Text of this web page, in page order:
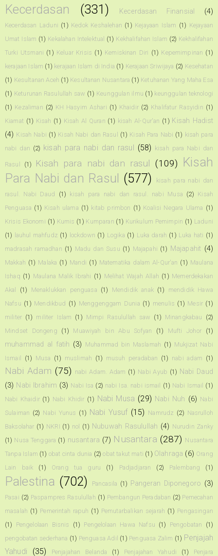
Kecerdasan (331) Kecerdasan Finansial (4)
Kecerdasan Laduni (1) Kedok Keshalehan (1) Kejayaan Islam (1) Kejayaan
Umat Islam (1) Kekalahan Intelektual (1) Kekhalifahan Islam (2) Kekhalifahan
Turki Utsmani (1) Keluar Krisis (1) Kemiskinan Diri (1) Kepemimpinan (1)
kerajaan Islam (1) kerajaan Islam di India (1) Kerajaan Sriwijaya (2) Kesehatan
(1) Kesultanan Aceh (1) Kesultanan Nusantara (1) Ketuhanan Yang Maha Esa
(1) Keturunan Rasulullah saw (1) Keunggulan ilmu (1) keunggulan teknologi
(1) Kezaliman (2) KH Hasyim Ashari (1) Khaidir (2) Khalifatur Rasyidin (1)
Kiamat (1) Kisah (1) Kisah Al Quran (1) kisah Al-Qur'an (1) Kisah Hadist
(4) Kisah Nabi (1) Kisah Nabi dan Rasul (1) Kisah Para Nabi (1) kisah para
nabi dan (2) kisah para nabi dan rasul (58) kisah para Nabi dan
Rasul (1) Kisah para nabi dan rasul (109) Kisah
Para Nabi dan Rasul (577)
kisah para nabi dan
rasul. Nabi Daud
(1) kisah para nabi dan rasul. nabi Musa (2) Kisah
Penguasa (1) Kisah ulama (1) kitab primbon (1) Koalisi Negara Ulama (1)
Krisis Ekonomi (1) Kumis (1) Kumparan (1) Kurikulum Pemimpin (1) Laduni
(1) lauhul mahfudz (1) lockdown (1) Logika (1) Luka darah (1) Luka hati (1)
madrasah ramadhan (1) Madu dan Susu (1) Majapahi (1) Majapahit (4)
Makkah (1) Malaka (1) Mandi (1) Matematika dalam Al-Qur'an (1) Maulana
Ishaq (1) Maulana Malik Ibrahi (1) Melihat Wajah Allah (1) Memerdekakan
Akal
(1) Menaklukkan penguasa (1) Mendidik anak (1)
mendidik Hawa
Nafsu (1) Mendikbud (1) Menggenggam Dunia (1) menulis (1) Mesir (1)
militer (1) militer Islam (1) Mimpi Rasulullah saw (1) Minangkabau
(2)
Mindset Dongeng
(1) Muawiyah bin Abu Sofyan (1) Mufti Johor (1)
muhammad al fatih (3) Muhammad bin Maslamah (1) Mukjizat Nabi
Ismail
(1) Musa (1) muslimah (1) musuh peradaban (1) nabi adam (1)
Nabi Adam (75) nabi Adam. Adam (1) Nabi Ayub (1) Nabi Daud
(3) Nabi Ibrahim (3) Nabi Isa (2) nabi Isa. nabi ismail (1) Nabi Ismail (1)
Nabi Khaidir (1) Nabi Khidir (1) Nabi Musa (29) Nabi Nuh (6) Nabi
Sulaiman (2) Nabi Yunus (1) Nabi Yusuf (15) Namrudz (2) Nasrulloh
Baksolahar (1) NKRI (1) nol (1) Nubuwah Rasulullah (4) Nurudin Zanky
(1) Nusa Tenggara (1) nusantara (7) Nusantara (287) Nusantara
Tanpa Islam (1) obat cinta dunia (2) obat takut mati (1) Olahraga (6) Orang
Lain baik
(1) Orang tua guru (1) Padjadjaran (2) Palembang (1)
Palestina (702) Pancasila (1) Pangeran Diponegoro (3)
Pasai (2) Paspampres Rasulullah (1) Pembangun Peradaban (2) Pemecahan
masalah (1) Pemerintah rapuh (1) Pemutarbalikan sejarah (1) Pengasingan
(1)
Pengelolaan Bisnis (1) Pengelolaan Hawa Nafsu (1) Pengobatan
(1)
pengobatan sederhana (1) Penguasa Adil (1) Penguasa Zalim (1) Penjajah
Yahudi
(35) Penjajahan Belanda (1) Penjajahan Yahudi (1)
Penjara